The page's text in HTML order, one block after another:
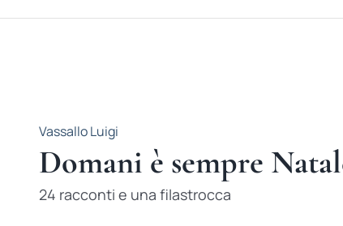
Vassallo Luigi
Domani è sempre
24 racconti e una filastrocca